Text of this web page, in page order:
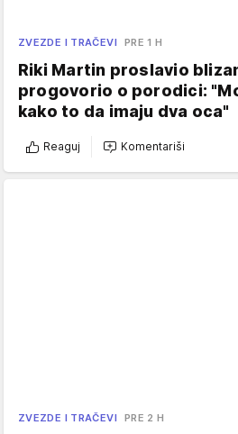
ZVEZDE I TRAČEVI PRE 1 H
Riki Martin proslavio
progovorio o porodici:
kako to da imaju dva oca"
Reaguj Komentariši
ZVEZDE I TRAČEVI PRE 2 H